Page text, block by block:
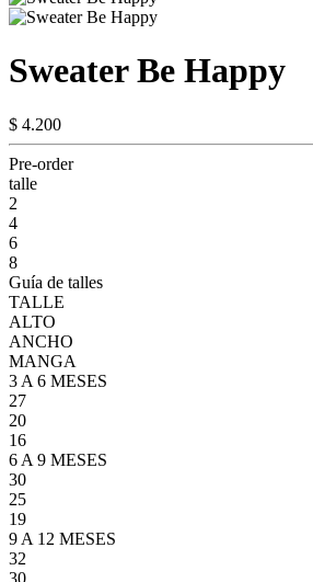
Sweater Be Happy
$ 4.200
Pre-order
talle
2
4
6
8
Guía de talles
TALLE
ALTO
ANCHO
MANGA
3 A 6 MESES
27
20
16
6 A 9 MESES
30
25
19
9 A 12 MESES
32
30